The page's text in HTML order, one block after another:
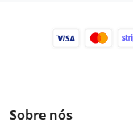
Sobre nós